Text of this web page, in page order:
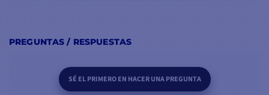
PREGUNTAS / RESPUESTAS
SÉ EL PRIMERO EN HACER UNA PREGUNTA